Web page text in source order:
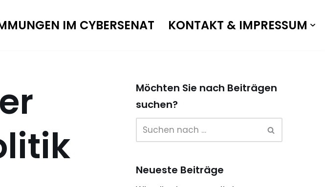
IM CYBERSENAT KONTAKT & IMPRESSUM
Möchten Sie nach Beiträgen
suchen?
Neueste Beiträge